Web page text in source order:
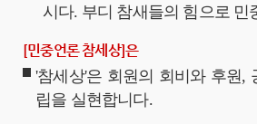
시다. 부디 참새들의 힘으로 민
[민중언론 참세상]은
'참세상'은 회원의 회비와 후원,
립을 실현합니다.